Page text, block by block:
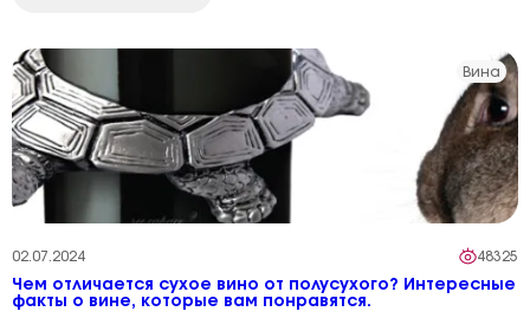
Вина
02.07.2024 48325
Чем отличается сухое вино от полусухого? Интересные
факты о вине, которые вам понравятся.